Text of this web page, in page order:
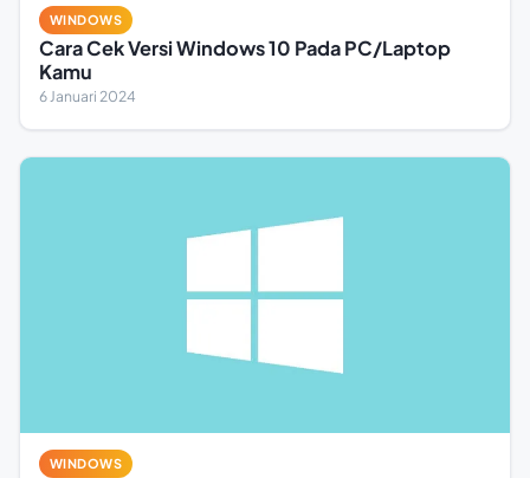
WINDOWS
Cara Cek Versi Windows 10 Pada PC/Laptop
Kamu
6 Januari 2024
WINDOWS